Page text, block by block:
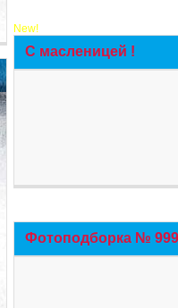
New!
С масленицей !
Фотоподборка №